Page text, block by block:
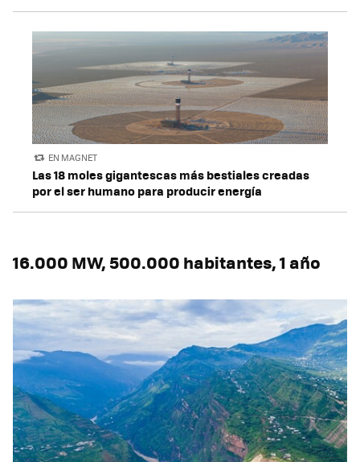
EN MAGNET
Las 18 moles gigantescas más bestiales creadas
por el ser humano para producir energía
16.000 MW, 500.000 habitantes, 1 año